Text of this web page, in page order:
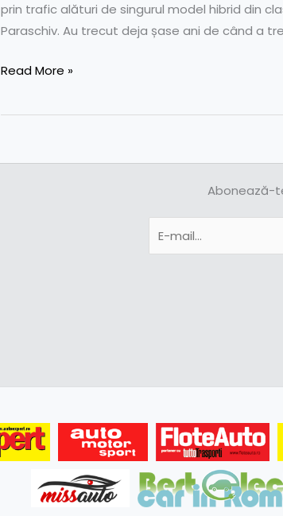
prin trafic alături de singurul model hibrid din
Paraschiv. Au trecut deja șase ani de când a
Read More »
Abonează-